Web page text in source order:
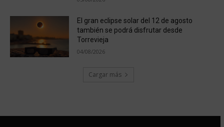
El gran eclipse solar del 12 de agosto
también se podrá disfrutar desde
Torrevieja
04/08/2026
Cargar más